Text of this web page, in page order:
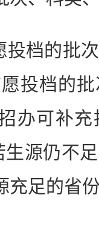
档的批次
投档的
办可补
源仍不
充足的省